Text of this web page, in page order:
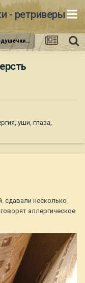
- ретриверы
Кожные заболевания, аллергия, уши, глаза, подушечки лап
уши, глаза,
сдавали несколько
аллергическое